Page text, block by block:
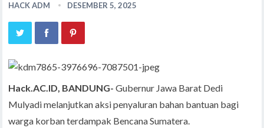
HACK ADM DESEMBER 5, 2025
Hack.AC.ID, BANDUNG- Gubernur Jawa Barat Dedi
Mulyadi melanjutkan aksi penyaluran bahan bantuan bagi
warga korban terdampak Bencana Sumatera.